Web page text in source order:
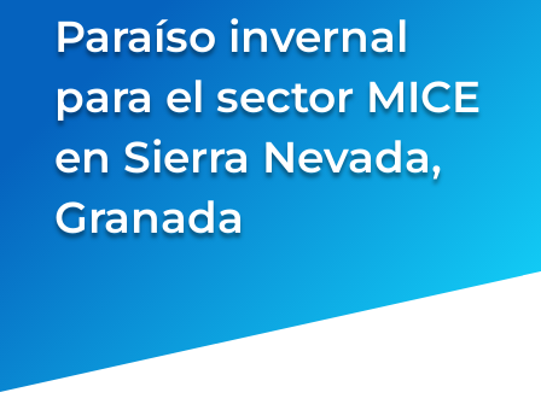
request is being
verified...
Paraíso invernal
para el sector MICE
en Sierra Nevada,
Granada